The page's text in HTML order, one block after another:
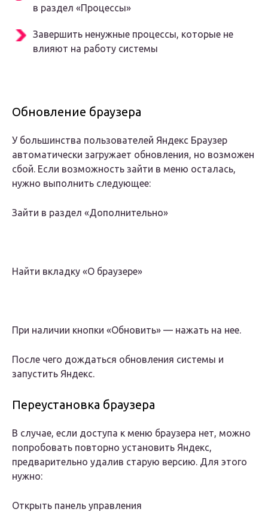
в раздел «Процессы»
Завершить ненужные процессы, которые не
влияют на работу системы
Обновление браузера
У большинства пользователей Яндекс Браузер
автоматически загружает обновления, но возможен
сбой. Если возможность зайти в меню осталась,
нужно выполнить следующее:
Зайти в раздел «Дополнительно»
Найти вкладку «О браузере»
При наличии кнопки «Обновить» — нажать на нее.
После чего дождаться обновления системы и
запустить Яндекс.
Переустановка браузера
В случае, если доступа к меню браузера нет, можно
попробовать повторно установить Яндекс,
предварительно удалив старую версию. Для этого
нужно:
Открыть панель управления